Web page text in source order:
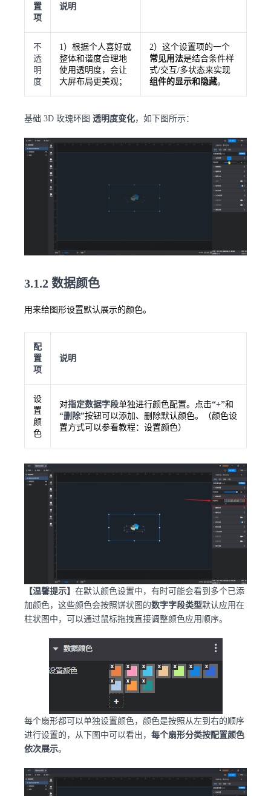
置
项
说明
不
透
明
度
1）根据个人喜好或
整体和谐度合理地
使用透明度，会让
大屏布局更美观；
2）这个设置项的一个
常见用法是结合条件样
式/交互/多状态来实现
组件的显示和隐藏。
基础 3D 玫瑰环图 透明度变化，如下图所示：
3.1.2 数据颜色
用来给图形设置默认展示的颜色。
配
置
项
说明
设
置
颜
色
对指定数据字段单独进行颜色配置。点击“+”和
“删除”按钮可以添加、删除默认颜色。（颜色设
置方式可以参看教程： 设置颜色）
【温馨提示】 在默认颜色设置中，有时可能会看到多个已添
加颜色，这些颜色会按照饼状图的数字字段类型默认应用在
柱状图中，可以通过鼠标拖拽直接调整颜色应用顺序。
每个扇形都可以单独设置颜色，颜色是按照从左到右的顺序
进行设置的，从下图中可以看出， 每个扇形分类按配置颜色
依次展示。